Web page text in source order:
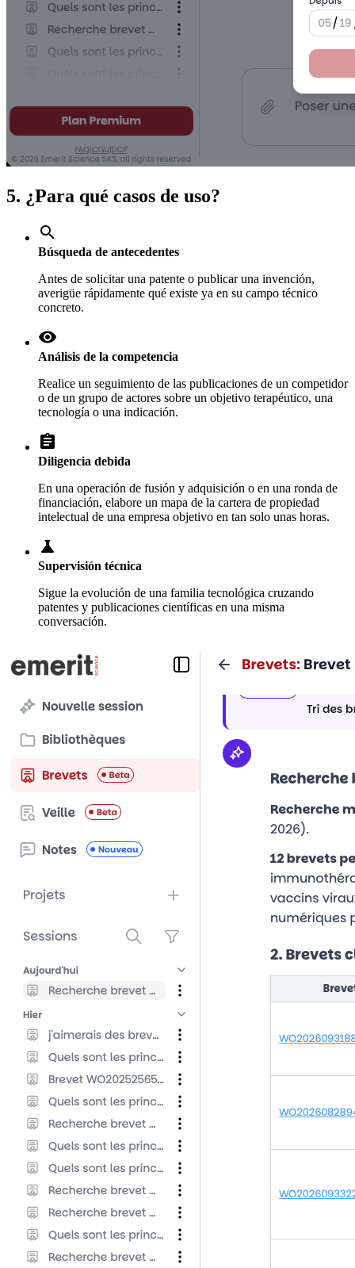
5. ¿Para qué casos de uso?
search
Búsqueda de antecedentes
Antes de solicitar una patente o publicar una invención,
averigüe rápidamente qué existe ya en su campo técnico
concreto.
visibility
Análisis de la competencia
Realice un seguimiento de las publicaciones de un competidor
o de un grupo de actores sobre un objetivo terapéutico, una
tecnología o una indicación.
assignment
Diligencia debida
En una operación de fusión y adquisición o en una ronda de
financiación, elabore un mapa de la cartera de propiedad
intelectual de una empresa objetivo en tan solo unas horas.
science
Supervisión técnica
Sigue la evolución de una familia tecnológica cruzando
patentes y publicaciones científicas en una misma
conversación.